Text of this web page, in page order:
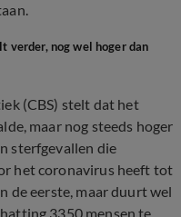
verder, nog wel hoger dan
(CBS) stelt dat het
maar nog steeds hoger
sterfgevallen die
het coronavirus heeft tot
de eerste, maar duurt wel
3350 mensen te